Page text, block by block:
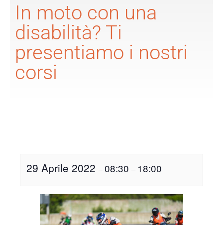
In moto con una
disabilità? Ti
presentiamo i nostri
corsi
29 Aprile 2022 –08:30 – 18:00